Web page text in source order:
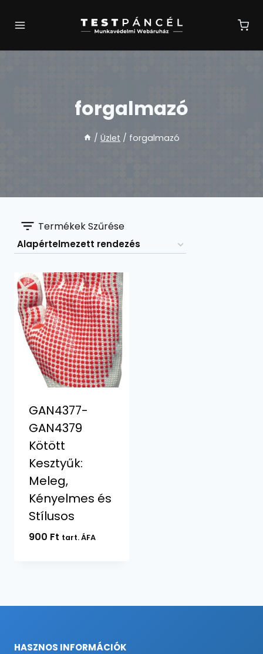
forgalmazó
/ Üzlet / forgalmazó
Termékek Szűrése
GAN4377-
GAN4379
Kötött
Kesztyűk:
Meleg,
Kényelmes és
Stílusos
900 Ft tart. ÁFA
HASZNOS INFORMÁCIÓK